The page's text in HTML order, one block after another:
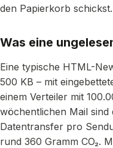
den Papierkorb schickst.
Was eine
Eine typische HTML-
500 KB – mit
einem Verteiler mit
wöchentlichen Mail sind
Datentransfer pro
rund 360 Gramm CO₂.